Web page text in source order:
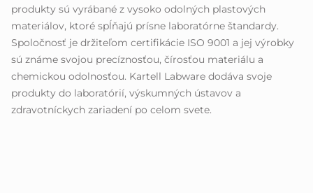
produkty sú vyrábané z vysoko odolných plastových
materiálov, ktoré spĺňajú prísne laboratórne štandardy.
Spoločnosť je držiteľom certifikácie ISO 9001 a jej výrobky
sú známe svojou precíznosťou, čírosťou materiálu a
chemickou odolnosťou. Kartell Labware dodáva svoje
produkty do laboratórií, výskumných ústavov a
zdravotníckych zariadení po celom svete.